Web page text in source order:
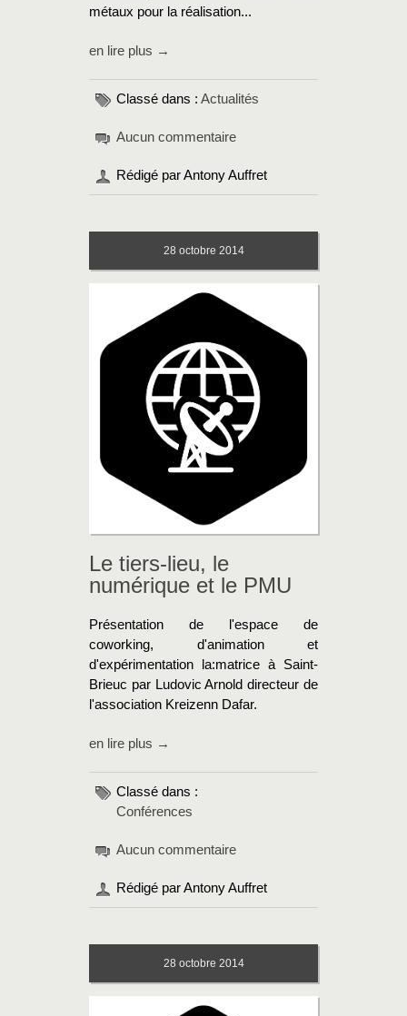
métaux pour la réalisation...
en lire plus →
Classé dans : Actualités
Aucun commentaire
Rédigé par Antony Auffret
28 octobre 2014
Le tiers-lieu, le
numérique et le PMU
Présentation de l'espace de
coworking, d'animation et
d'expérimentation la:matrice à Saint-
Brieuc par Ludovic Arnold directeur de
l'association Kreizenn Dafar.
en lire plus →
Classé dans :
Conférences
Aucun commentaire
Rédigé par Antony Auffret
28 octobre 2014